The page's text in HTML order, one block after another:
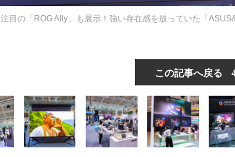
注目の「ROG Ally」も展示！強い存在感を放っていた「
この記事へ戻る